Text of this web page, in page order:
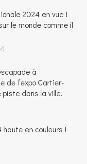
2024 en vue !
le monde comme il
à
de l’expo Cartier-
dans la ville.
en couleurs !